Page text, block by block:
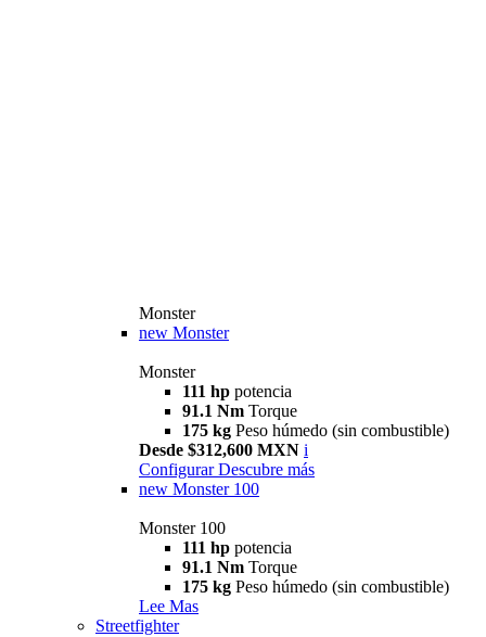
Monster
new Monster
Monster
111 hp potencia
91.1 Nm Torque
175 kg Peso húmedo (sin combustible)
Desde $312,600 MXN i
Configurar Descubre más
new Monster 100
Monster 100
111 hp potencia
91.1 Nm Torque
175 kg Peso húmedo (sin combustible)
Lee Mas
Streetfighter